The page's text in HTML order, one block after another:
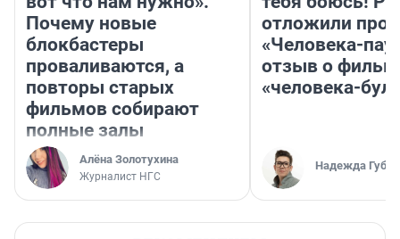
Почему новые
блокбастеры
проваливаются, а
повторы старых
фильмов собирают
полные залы
Алёна Золотухина
Журналист НГС
отложили
«Человека-
отзыв о
«человека-
Надежда